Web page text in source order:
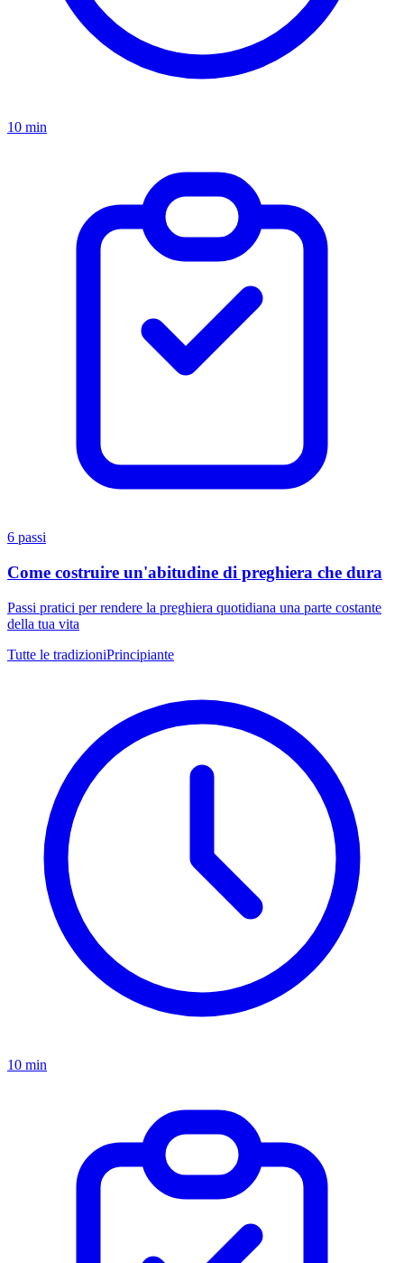
10 min
6 passi
Come costruire un'abitudine di preghiera che dura
Passi pratici per rendere la preghiera quotidiana una parte costante
della tua vita
Tutte le tradizioniPrincipiante
10 min